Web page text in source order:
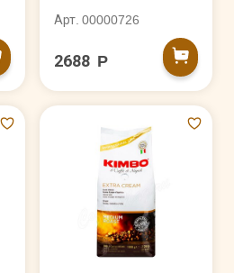
Арт. 00000726
2688 Р